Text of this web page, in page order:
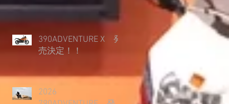
390ADVENTURE X 発
売決定！！
2026